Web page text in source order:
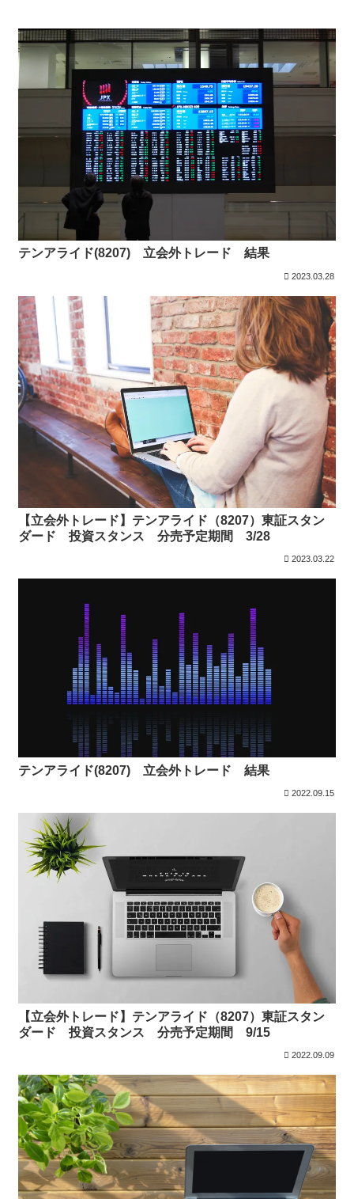
テンアライド(8207) 立会外トレード 結果
2023.03.28
【立会外トレード】テンアライド（8207）東証スタン
ダード 投資スタンス 分売予定期間 3/28
2023.03.22
テンアライド(8207) 立会外トレード 結果
2022.09.15
【立会外トレード】テンアライド（8207）東証スタン
ダード 投資スタンス 分売予定期間 9/15
2022.09.09